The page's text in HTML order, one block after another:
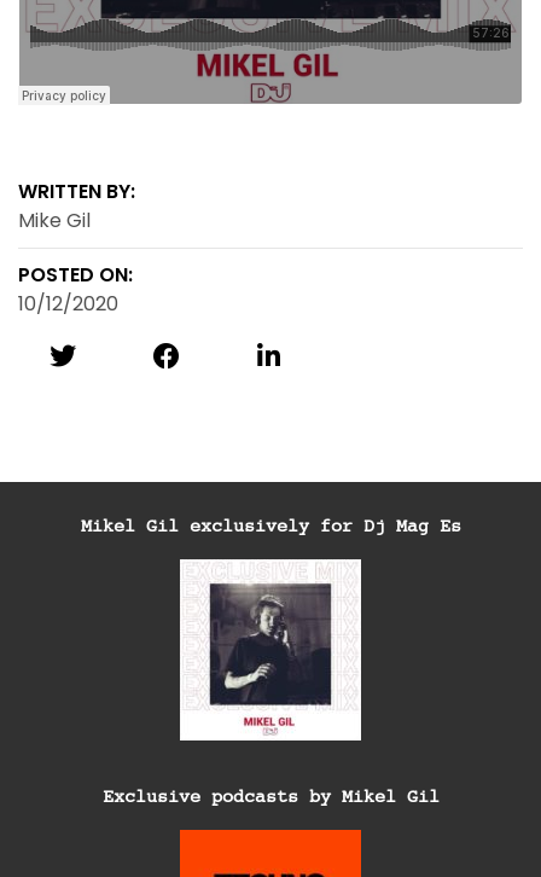
WRITTEN BY:
Mike Gil
POSTED ON:
10/12/2020
Mikel Gil exclusively for Dj Mag Es
Exclusive podcasts by Mikel Gil